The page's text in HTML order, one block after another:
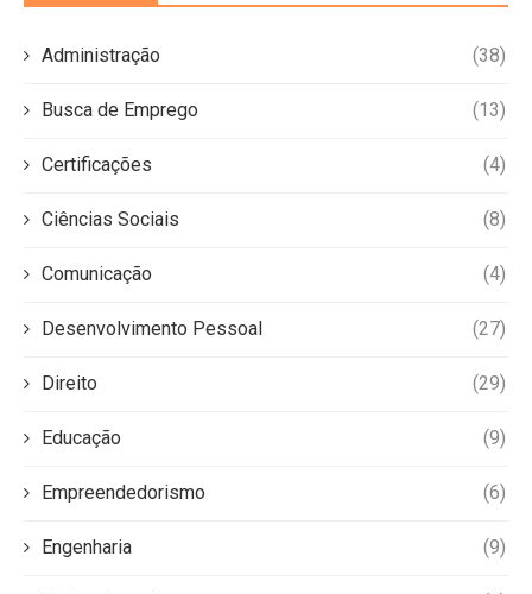
Administração (38)
Busca de Emprego (13)
Certificações (4)
Ciências Sociais (8)
Comunicação (4)
Desenvolvimento Pessoal (27)
Direito (29)
Educação (9)
Empreendedorismo (6)
Engenharia (9)